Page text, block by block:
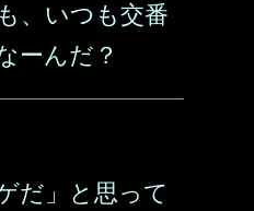
、いつも交番
ーんだ？
だ」と思って